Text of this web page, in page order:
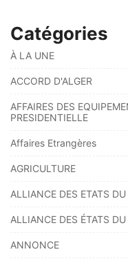
Catégories
À LA UNE
ACCORD D'ALGER
AFFAIRES DES
PRESIDENTIELLE
Affaires Etrangères
AGRICULTURE
ALLIANCE DES ETATS
ALLIANCE DES ÉTATS
ANNONCE